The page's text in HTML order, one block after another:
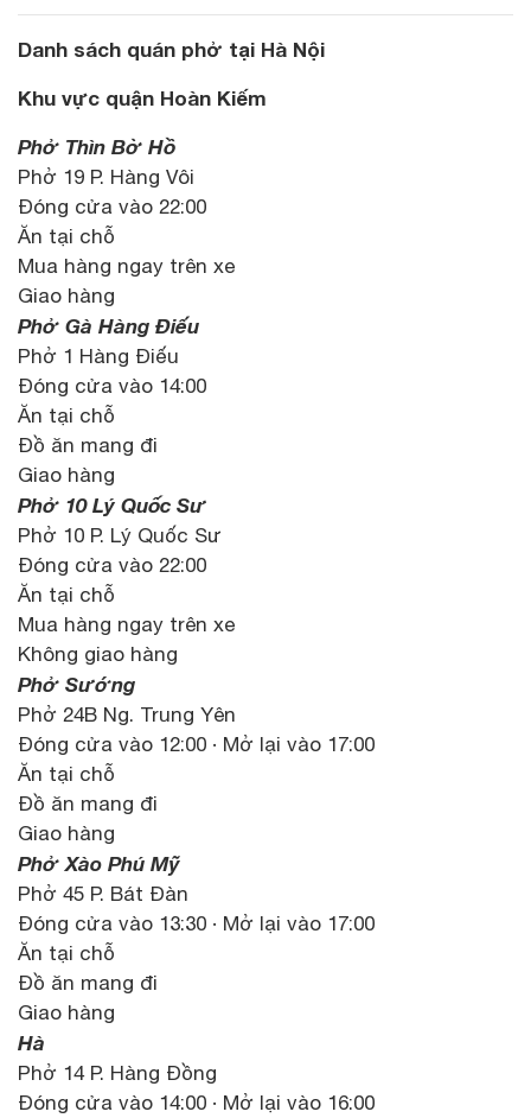
Danh sách quán phở tại Hà Nội
Khu vực quận Hoàn Kiếm
Phở Thìn Bờ Hồ
Phở 19 P. Hàng Vôi
Đóng cửa vào 22:00
Ăn tại chỗ
Mua hàng ngay trên xe
Giao hàng
Phở Gà Hàng Điếu
Phở 1 Hàng Điếu
Đóng cửa vào 14:00
Ăn tại chỗ
Đồ ăn mang đi
Giao hàng
Phở 10 Lý Quốc Sư
Phở 10 P. Lý Quốc Sư
Đóng cửa vào 22:00
Ăn tại chỗ
Mua hàng ngay trên xe
Không giao hàng
Phở Sướng
Phở 24B Ng. Trung Yên
Đóng cửa vào 12:00 · Mở lại vào 17:00
Ăn tại chỗ
Đồ ăn mang đi
Giao hàng
Phở Xào Phú Mỹ
Phở 45 P. Bát Đàn
Đóng cửa vào 13:30 · Mở lại vào 17:00
Ăn tại chỗ
Đồ ăn mang đi
Giao hàng
Hà
Phở 14 P. Hàng Đồng
Đóng cửa vào 14:00 · Mở lại vào 16:00